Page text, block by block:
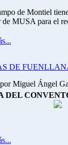
de Montiel
de MUSA para el
DE
Miguel Ángel
DEL